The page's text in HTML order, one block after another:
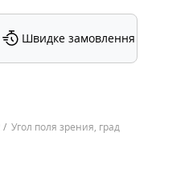
Швидке замовлення
Угол поля зрения, град